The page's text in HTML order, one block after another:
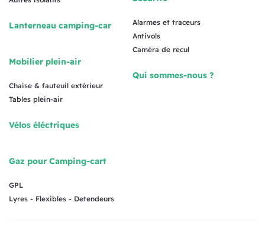
Lanterneau camping-car
Mobilier plein-air
Chaise & fauteuil extérieur
Tables plein-air
Vélos éléctriques
Gaz pour Camping-cart
GPL
Lyres - Flexibles - Detendeurs
Alarmes et traceurs
Antivols
Caméra de recul
Qui sommes-nous ?